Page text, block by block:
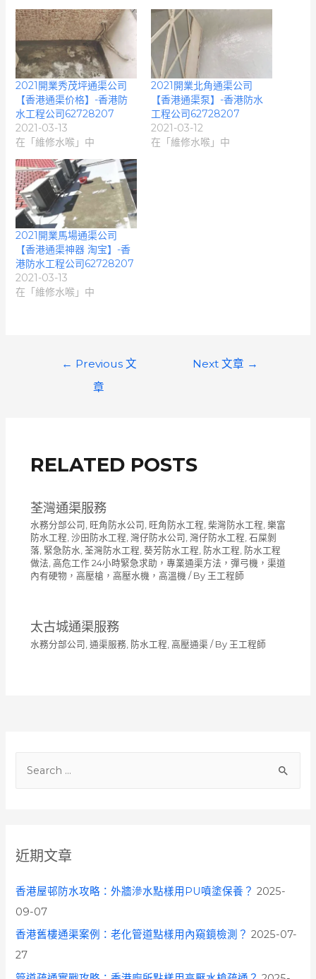
h
f
o
近期文章
香港屋邨防水攻略：外牆滲水點樣用PU噴塗保養？ 2025-
09-07
香港舊樓通渠案例：老化管道點樣用內窺鏡檢測？ 2025-07-
27
2021開業秀茂坪通渠公司
【香港通渠价格】-香港防
水工程公司62728207
2021-03-13
在「維修水喉」中
2021開業北角通渠公司
【香港通渠泵】-香港防水
工程公司62728207
2021-03-12
在「維修水喉」中
2021開業馬場通渠公司
【香港通渠神器 淘宝】-香
港防水工程公司62728207
2021-03-13
在「維修水喉」中
← Previous 文
章
Next 文章 →
RELATED POSTS
荃灣通渠服務
水務分部公司 , 旺角防水公司 , 旺角防水工程, 柴灣防水工程, 樂富
防水工程, 沙田防水工程, 灣仔防水公司 , 灣仔防水工程, 石屎剝
落, 緊急防水, 荃灣防水工程, 葵芳防水工程, 防水工程, 防水工程
做法, 高危工作 24小時緊急求助，專業通渠方法，彈弓機，渠道
內有硬物，高壓槍，高壓水機，高溫機 / By 王工程師
太古城通渠服務
水務分部公司 通渠服務 防水工程 高壓通渠 / By 王工程師